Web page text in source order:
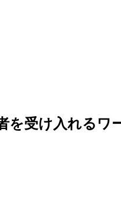
を受け入れるワ